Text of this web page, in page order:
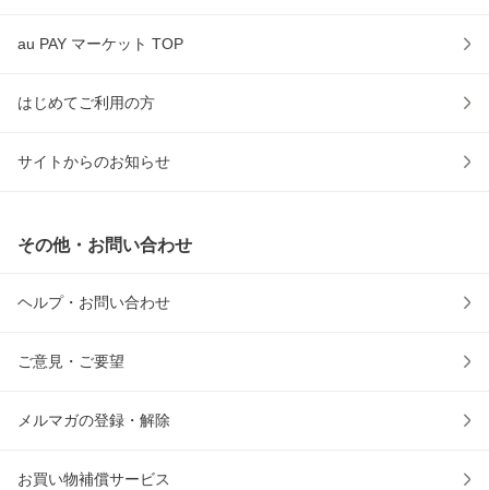
au PAY マーケット TOP
はじめてご利用の方
サイトからのお知らせ
その他・お問い合わせ
ヘルプ・お問い合わせ
ご意見・ご要望
メルマガの登録・解除
お買い物補償サービス